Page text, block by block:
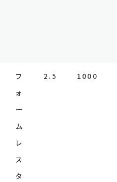
フ
ォ
ー
ム
レ
ス
タ
2.5 1000